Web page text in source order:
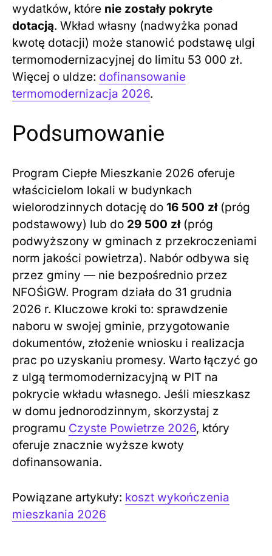
wydatków, które nie zostały pokryte
dotacją. Wkład własny (nadwyżka ponad
kwotę dotacji) może stanowić podstawę ulgi
termomodernizacyjnej do limitu 53 000 zł.
Więcej o uldze: dofinansowanie
termomodernizacja 2026.
Podsumowanie
Program Ciepłe Mieszkanie 2026 oferuje
właścicielom lokali w budynkach
wielorodzinnych dotację do 16 500 zł(próg
podstawowy) lub do 29 500 zł(próg
podwyższony w gminach z przekroczeniami
norm jakości powietrza). Nabór odbywa się
przez gminy — nie bezpośrednio przez
NFOŚiGW. Program działa do 31 grudnia
2026 r. Kluczowe kroki to: sprawdzenie
naboru w swojej gminie, przygotowanie
dokumentów, złożenie wniosku i realizacja
prac po uzyskaniu promesy. Warto łączyć go
z ulgą termomodernizacyjną w PIT na
pokrycie wkładu własnego. Jeśli mieszkasz
w domu jednorodzinnym, skorzystaj z
programu Czyste Powietrze 2026, który
oferuje znacznie wyższe kwoty
dofinansowania.
Powiązane artykuły: koszt wykończenia
mieszkania 2026